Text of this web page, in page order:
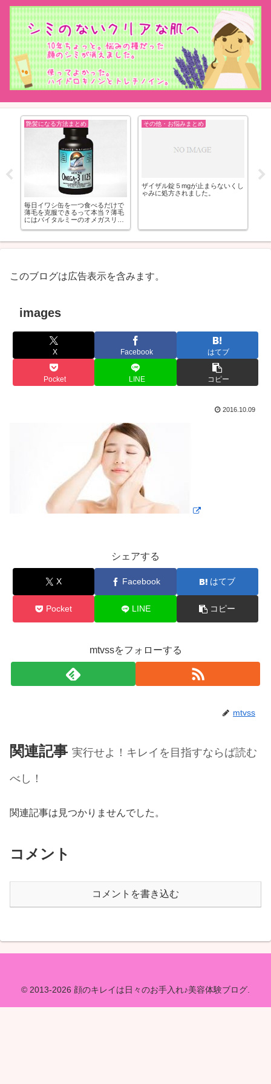
艶髪になる方法まとめ
毎日イワシ缶を一つ食べるだけで
薄毛を克服できるって本当？薄毛
にはバイタルミーのオメガスリー
その他・お悩みまとめ
ザイザル錠５mgが止まらないくし
ゃみに処方されました。
このブログは広告表示を含みます。
images
X Facebook はてブ
Pocket LINE コピー
2016.10.09
シェアする
X Facebook はてブ
Pocket LINE コピー
mtvssをフォローする
mtvss
関連記事 実行せよ！キレイを目指すならば読む
べし！
関連記事は見つかりませんでした。
コメント
コメントを書き込む
© 2013-2026 顔のキレイは日々のお手入れ♪美容体験ブログ.